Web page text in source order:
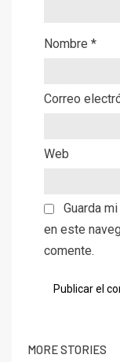
Nombre *
Correo
Web
Guarda
en este
comente.
MORE STORIES